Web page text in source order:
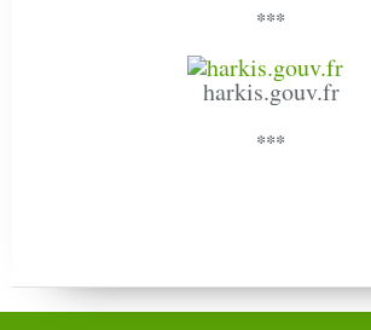
***
harkis.gouv.fr
***